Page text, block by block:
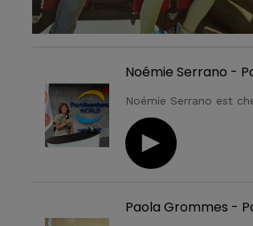
Noémie Serrano -
Paola Grommes -